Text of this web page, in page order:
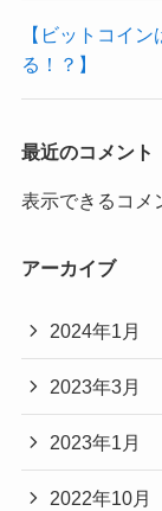
【ビットコイ
る！？】
最近のコメント
表示できるコメ
アーカイブ
2024年1月
2023年3月
2023年1月
2022年10月